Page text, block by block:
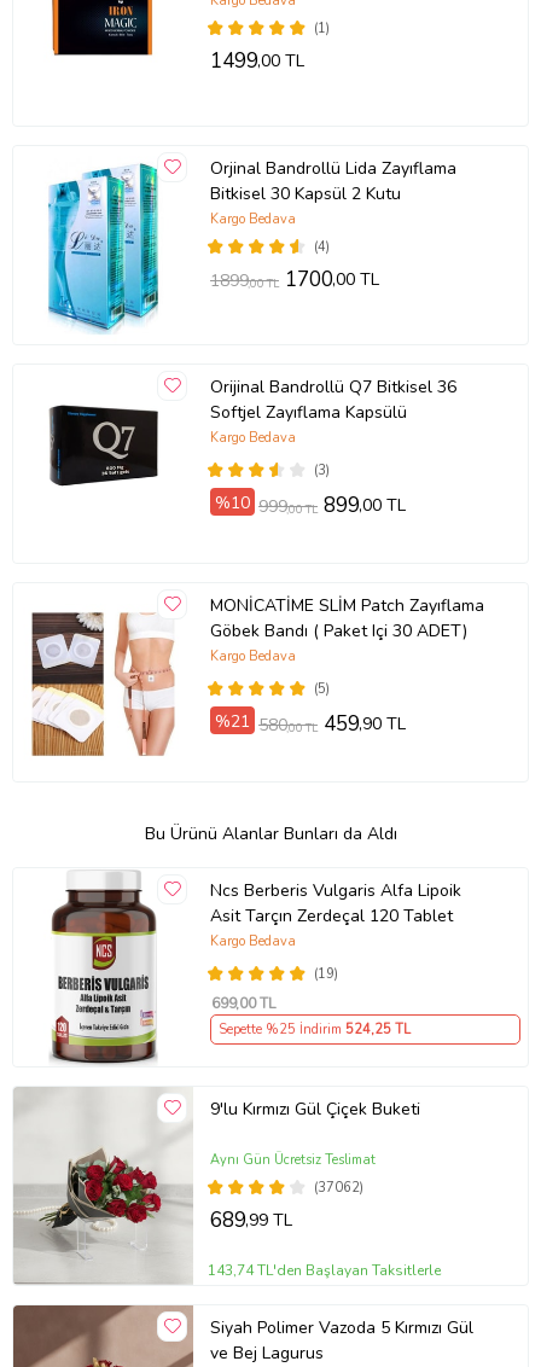
(1)
1499,00 TL
Orjinal Bandrollü Lida Zayıflama
Bitkisel 30 Kapsül 2 Kutu
(4)
Kargo Bedava
1899,00 TL 1700,00 TL
Orijinal Bandrollü Q7 Bitkisel 36
Softjel Zayıflama Kapsülü
(3)
Kargo Bedava
%10 999,00 TL 899,00 TL
MONİCATİME SLİM Patch Zayıflama
Göbek Bandı ( Paket Içi 30 ADET)
(5)
Kargo Bedava
%21 580,00 TL 459,90 TL
Bu Ürünü Alanlar Bunları da Aldı
Ncs Berberis Vulgaris Alfa Lipoik
Asit Tarçın Zerdeçal 120 Tablet
(19)
Kargo Bedava
699,00 TL
Sepette %25 İndirim 524,25 TL
9'lu Kırmızı Gül Çiçek Buketi
(37062)
Aynı Gün Ücretsiz Teslimat
689,99 TL
143,74 TL'den Başlayan Taksitlerle
Siyah Polimer Vazoda 5 Kırmızı Gül
ve Bej Lagurus